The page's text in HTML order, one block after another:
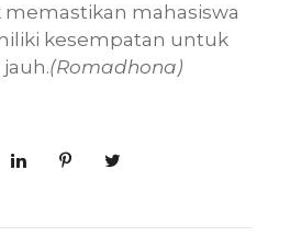
mahasiswa
kesempatan untuk
(Romadhona)